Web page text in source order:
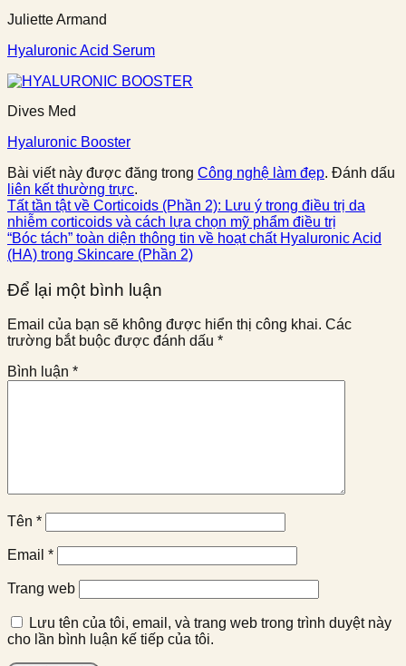
Juliette Armand
Hyaluronic Acid Serum
Dives Med
Hyaluronic Booster
Bài viết này được đăng trong Công nghệ làm đẹp. Đánh dấu
liên kết thường trực.
Tất tần tật về Corticoids (Phần 2): Lưu ý trong điều trị da
nhiễm corticoids và cách lựa chọn mỹ phẩm điều trị
“Bóc tách” toàn diện thông tin về hoạt chất Hyaluronic Acid
(HA) trong Skincare (Phần 2)
Để lại một bình luận
Email của bạn sẽ không được hiển thị công khai. Các
trường bắt buộc được đánh dấu *
Bình luận *
Tên *
Email *
Trang web
Lưu tên của tôi, email, và trang web trong trình duyệt này
cho lần bình luận kế tiếp của tôi.